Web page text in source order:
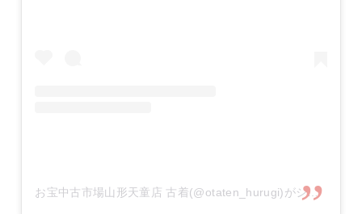
お宝中古市場山形天童店 古着(@otaten_hurugi)がシェアした投稿